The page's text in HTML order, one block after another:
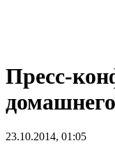
Пресс-
23.10.2014, 01:05